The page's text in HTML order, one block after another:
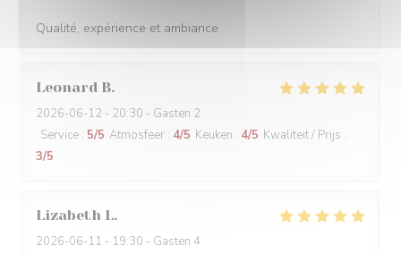
Qualité, expérience et ambiance
Leonard B
2026-06-12 - 20:30 - Gasten 2
Service : 5/5 Atmosfeer : 4/5 Keuken : 4/5 Kwaliteit / Prijs :
3/5
Lizabeth L
2026-06-11 - 19:30 - Gasten 4